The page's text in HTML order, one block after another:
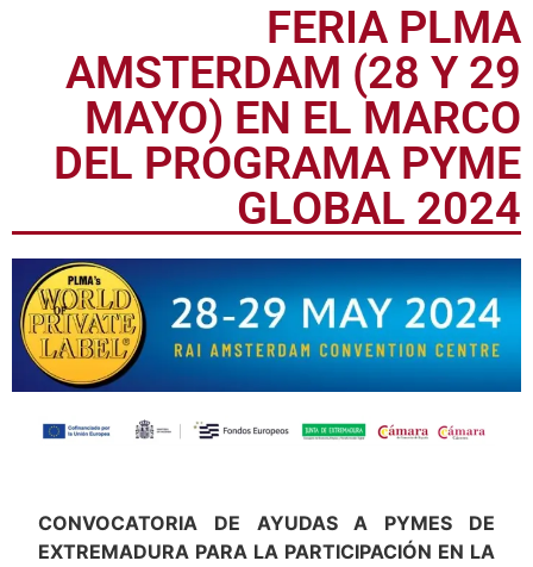
FERIA PLMA
AMSTERDAM (28 Y 29
MAYO) EN EL MARCO
DEL PROGRAMA PYME
GLOBAL 2024
CONVOCATORIA DE AYUDAS A PYMES DE
EXTREMADURA PARA LA PARTICIPACIÓN EN LA